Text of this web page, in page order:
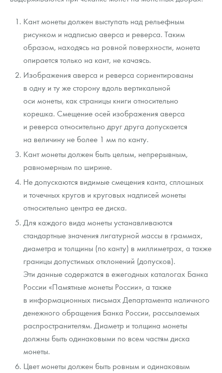
Кант монеты должен выступать над рельефным
рисунком и надписью аверса и реверса. Таким
образом, находясь на ровной поверхности, монета
опирается только на кант, не качаясь.
Изображения аверса и реверса сориентированы
в одну и ту же сторону вдоль вертикальной
оси монеты, как страницы книги относительно
корешка. Смещение осей изображения аверса
и реверса относительно друг друга допускается
на величину не более 1 мм по канту.
Кант монеты должен быть целым, непрерывным,
равномерным по ширине.
Не допускаются видимые смещения канта, сплошных
и точечных кругов и круговых надписей монеты
относительно центра ее диска.
Для каждого вида монеты устанавливаются
стандартные значения лигатурной массы в граммах,
диаметра и толщины (по канту) в миллиметрах, а также
границы допустимых отклонений (допусков).
Эти данные содержатся в ежегодных каталогах Банка
России «Памятные монеты России», а также
в информационных письмах Департамента наличного
денежного обращения Банка России, рассылаемых
распространителям. Диаметр и толщина монеты
должны быть одинаковыми по всем частям диска
монеты.
Цвет монеты должен быть ровным и одинаковым